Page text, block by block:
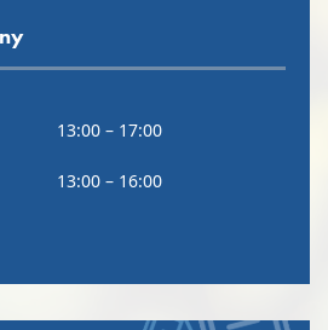
13:00 – 17:00
13:00 – 16:00